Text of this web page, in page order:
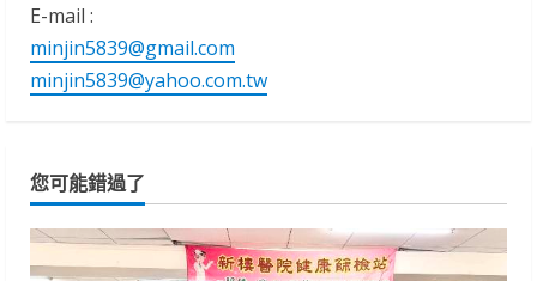
E-mail :
minjin5839@gmail.com
minjin5839@yahoo.com.tw
您可能錯過了